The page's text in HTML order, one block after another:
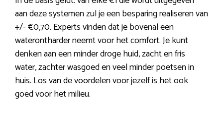
aan deze systemen zul je een besparing realiseren van
+/- €0,70. Experts vinden dat je bovenal een
waterontharder neemt voor het comfort. Je kunt
denken aan een minder droge huid, zacht en fris
water, zachter wasgoed en veel minder poetsen in
huis. Los van de voordelen voor jezelf is het ook
goed voor het milieu.